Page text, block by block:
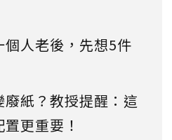
人老後，先想5件
紙？教授提醒：這
更重要！